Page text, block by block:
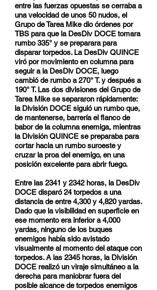
entre las fuerzas opuestas se cerraba a
una velocidad de unos 50 nudos, el
Grupo de Tarea Mike dio órdenes por
TBS para que la DesDiv DOCE tomara
rumbo 335° y se preparara para
disparar torpedos. La DesDiv QUINCE
viró por movimiento en columna para
seguir a la DesDiv DOCE, luego
cambió de rumbo a 270° T. y después a
190° T. Las dos divisiones del Grupo de
Tarea Mike se separaron rápidamente:
la División DOCE siguió un rumbo que,
de mantenerse, barrería el flanco de
babor de la columna enemiga, mientras
la División QUINCE se preparaba para
cortar hacia un rumbo suroeste y
cruzar la proa del enemigo, en una
posición excelente para abrir fuego.
Entre las 2341 y 2342 horas, la DesDiv
DOCE disparó 24 torpedos a una
distancia de entre 4,300 y 4,820 yardas.
Dado que la visibilidad en superficie en
ese momento era inferior a 4,000
yardas, ninguno de los buques
enemigos había sido avistado
visualmente al momento del ataque con
torpedos. A las 2345 horas, la División
DOCE realizó un viraje simultáneo a la
derecha para maniobrar fuera del
posible alcance de torpedos enemigos